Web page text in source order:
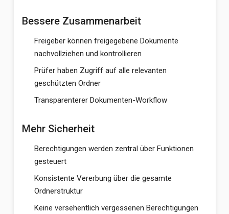
Bessere Zusammenarbeit
Freigeber können freigegebene Dokumente
nachvollziehen und kontrollieren
Prüfer haben Zugriff auf alle relevanten
geschützten Ordner
Transparenterer Dokumenten-Workflow
Mehr Sicherheit
Berechtigungen werden zentral über Funktionen
gesteuert
Konsistente Vererbung über die gesamte
Ordnerstruktur
Keine versehentlich vergessenen Berechtigungen